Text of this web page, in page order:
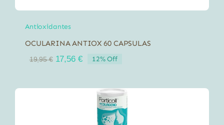
Antioxidantes
OCULARINA ANTIOX 60 CAPSULAS
19,95€ El
era:
17,56 €El
es:
17,56 €.
12% Off